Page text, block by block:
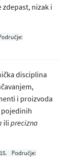
nizak i
disciplina
i proizvoda
pojedinih
ili precizna
.
Područje: